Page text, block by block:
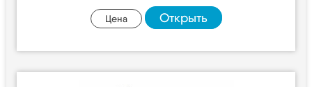
Цена Открыть